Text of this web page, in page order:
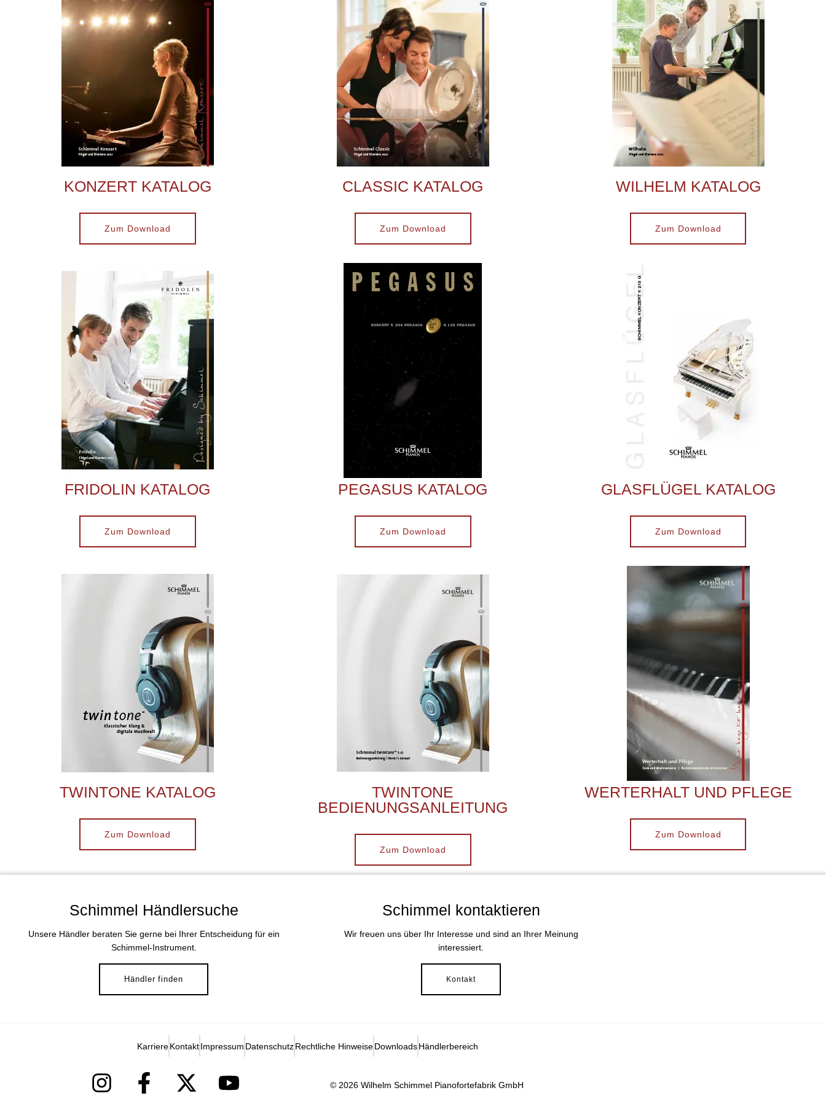
KONZERT KATALOG
Zum Download
CLASSIC KATALOG
Zum Download
WILHELM KATALOG
Zum Download
FRIDOLIN KATALOG
Zum Download
PEGASUS KATALOG
Zum Download
GLASFLÜGEL KATALOG
Zum Download
TWINTONE KATALOG
Zum Download
TWINTONE
BEDIENUNGSANLEITUNG
Zum Download
WERTERHALT UND PFLEGE
Zum Download
Schimmel Händlersuche
Unsere Händler beraten Sie gerne bei Ihrer Entscheidung für ein
Schimmel-Instrument.
Händler finden
Schimmel kontaktieren
Wir freuen uns über Ihr Interesse und sind an Ihrer Meinung
interessiert.
Kontakt
Karriere Kontakt Impressum Datenschutz Rechtliche Hinweise Downloads Händlerbereich
© 2026 Wilhelm Schimmel Pianofortefabrik GmbH